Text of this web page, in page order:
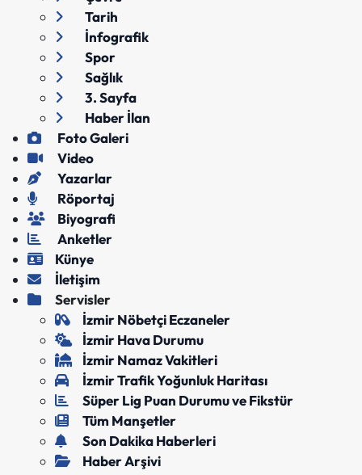
Tarih
İnfografik
Spor
Sağlık
3. Sayfa
Haber İlan
Foto Galeri
Video
Yazarlar
Röportaj
Biyografi
Anketler
Künye
İletişim
Servisler
İzmir Nöbetçi Eczaneler
İzmir Hava Durumu
İzmir Namaz Vakitleri
İzmir Trafik Yoğunluk Haritası
Süper Lig Puan Durumu ve Fikstür
Tüm Manşetler
Son Dakika Haberleri
Haber Arşivi